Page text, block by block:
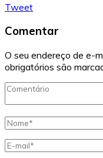
Tweet
Comentar
O seu endereço de e-
obrigatórios são